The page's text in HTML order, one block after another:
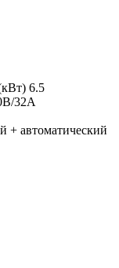
6.5
32A
+ автоматический